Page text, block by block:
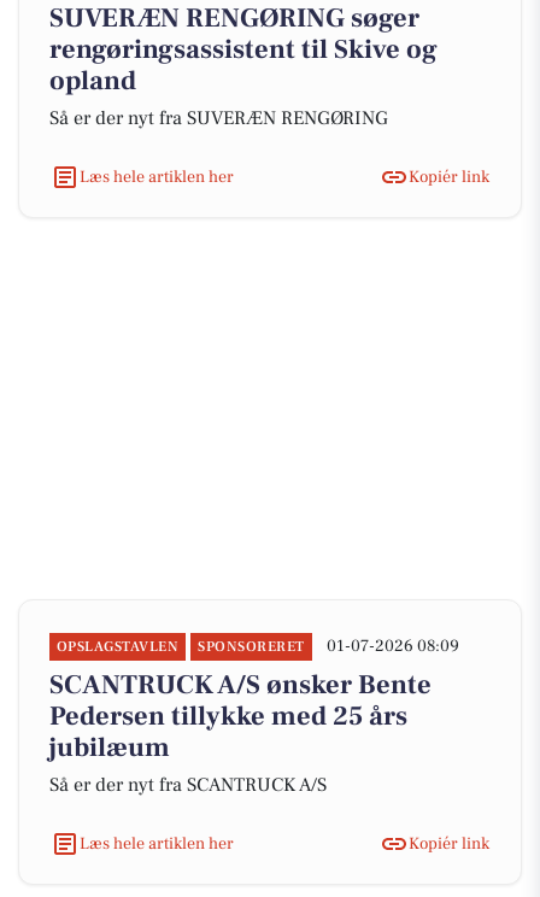
SUVERÆN RENGØRING søger
rengøringsassistent til Skive og
opland
Så er der nyt fra SUVERÆN RENGØRING
Læs hele artiklen her Kopiér link
OPSLAGSTAVLEN SPONSORERET 01-07-2026 08:09
SCANTRUCK A/S ønsker Bente
Pedersen tillykke med 25 års
jubilæum
Så er der nyt fra SCANTRUCK A/S
Læs hele artiklen her Kopiér link